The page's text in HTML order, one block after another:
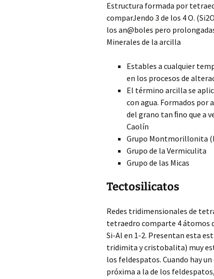
Estructura formada por
comparJendo 3 de los 4 O.
los an@boles pero
Minerales de la arcilla
Estables a cualquier
en los procesos de
El término arcilla se
con agua. Formados por
del grano tan ﬁno que a
Caolín
Grupo Montmorillonita
Grupo de la Vermiculita
Grupo de las Micas
Tectosilicatos
Redes tridimensionales de
tetraedro comparte 4 átomos
Si-Al en 1-2. Presentan esta
tridimita y cristobalita) muy
los feldespatos. Cuando hay
próxima a la de los